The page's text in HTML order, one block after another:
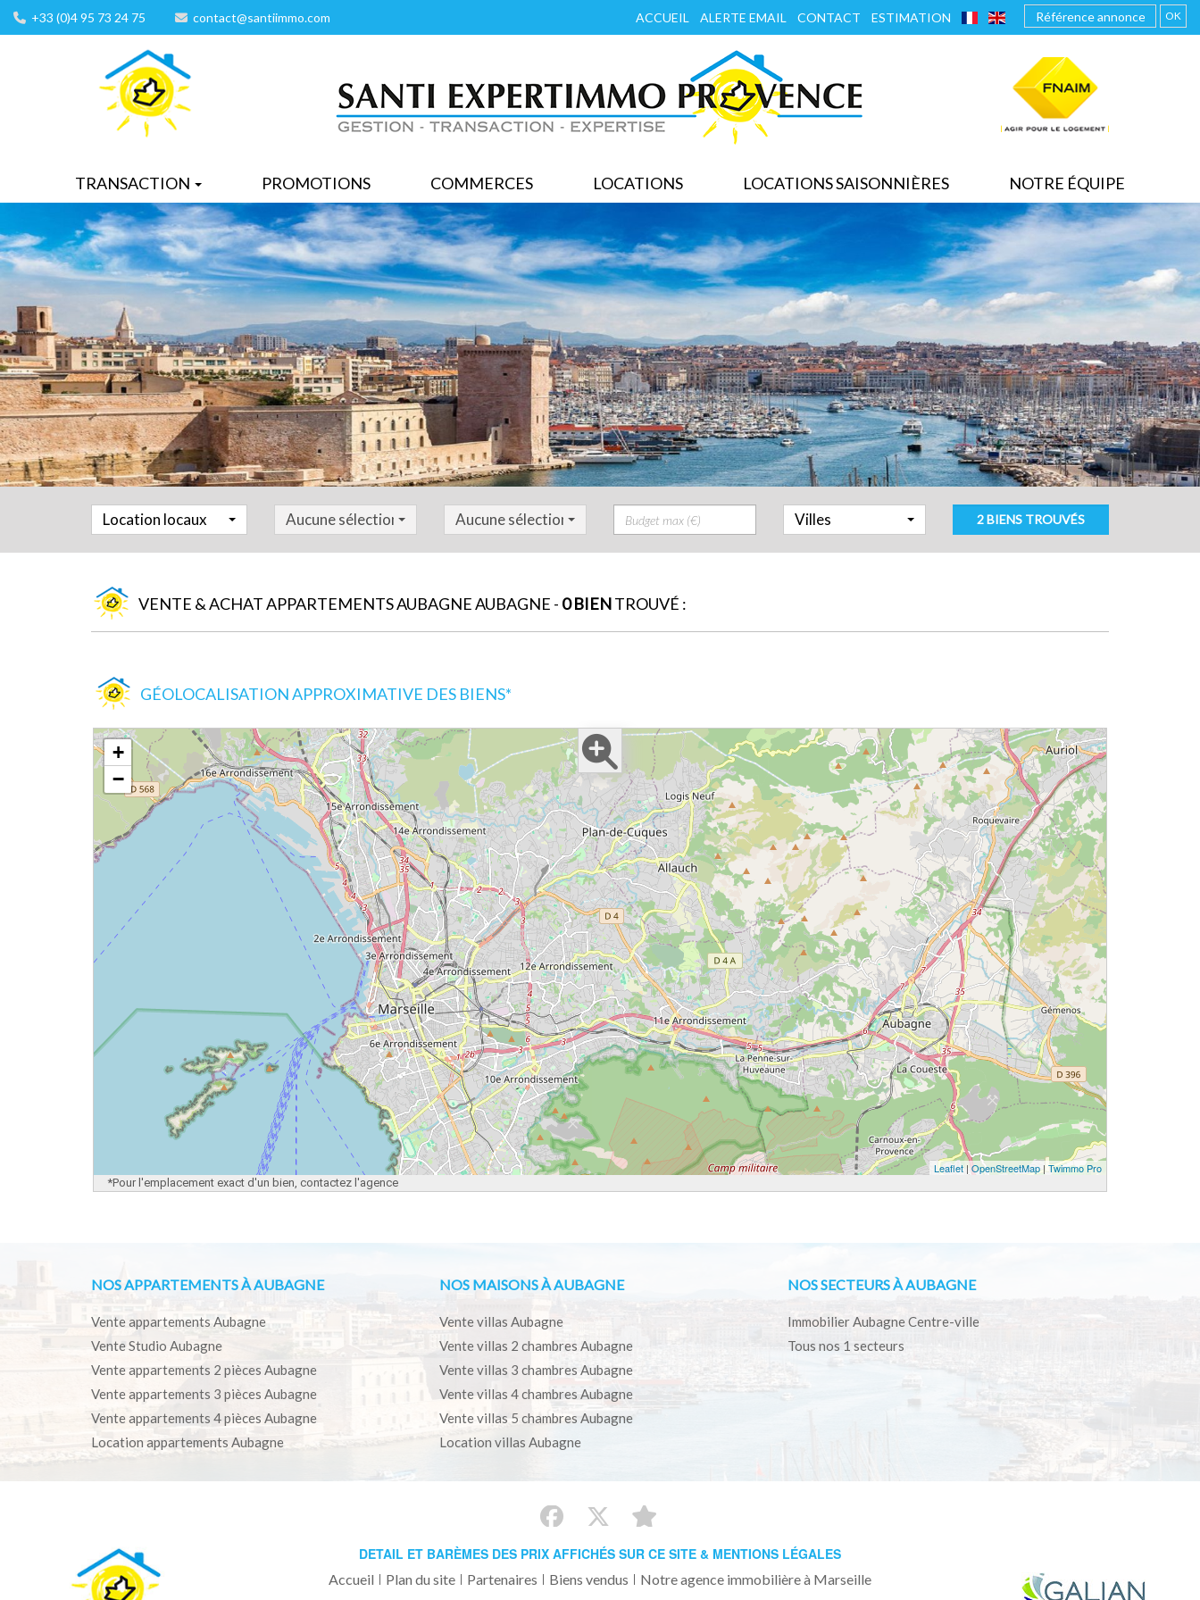
+33 (0)4 95 73 24 75 contact@santiimmo.com FRANÇAISENGLISH
ACCUEIL ALERTE EMAIL CONTACT ESTIMATION OK
TRANSACTION PROMOTIONS COMMERCES LOCATIONS LOCATIONS SAISONNIÈRES NOTRE ÉQUIPE
Location locaux Aucune sélection Aucune sélection Prix Villes 2 BIENS TROUVÉS
VENTE & ACHAT APPARTEMENTS AUBAGNE AUBAGNE - 0 BIENTROUVÉ :
GÉOLOCALISATION APPROXIMATIVE DES BIENS*
+
−
Leaflet |OpenStreetMap| Twimmo Pro
*Pour l'emplacement exact d'un bien, contactez l'agence
NOS APPARTEMENTS À AUBAGNE
Vente appartements Aubagne
Vente Studio Aubagne
Vente appartements 2 pièces Aubagne
Vente appartements 3 pièces Aubagne
Vente appartements 4 pièces Aubagne
Location appartements Aubagne
NOS MAISONS À AUBAGNE
Vente villas Aubagne
Vente villas 2 chambres Aubagne
Vente villas 3 chambres Aubagne
Vente villas 4 chambres Aubagne
Vente villas 5 chambres Aubagne
Location villas Aubagne
NOS SECTEURS À AUBAGNE
Immobilier Aubagne Centre-ville
Tous nos 1 secteurs
DETAIL ET BARÈMES DES PRIX AFFICHÉS SUR CE SITE & MENTIONS LÉGALES
Accueil Plan du site Partenaires Biens vendus Notre agence immobilière à Marseille